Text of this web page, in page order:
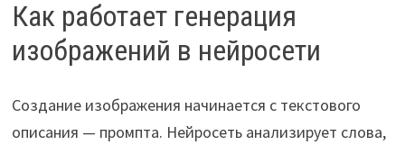
Как работает генерация
изображений в нейросети
Создание изображения начинается с текстового
описания — промпта. Нейросеть анализирует слова,